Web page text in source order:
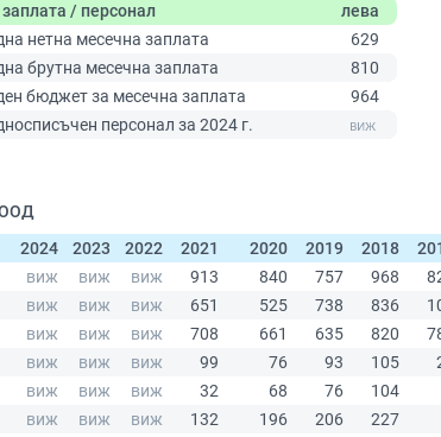
/ персонал
лева
нетна месечна заплата
629
брутна месечна заплата
810
бюджет за месечна заплата
964
персонал за 2024 г.
ООД
2024
2023 2022 2021 2020 2019 2018